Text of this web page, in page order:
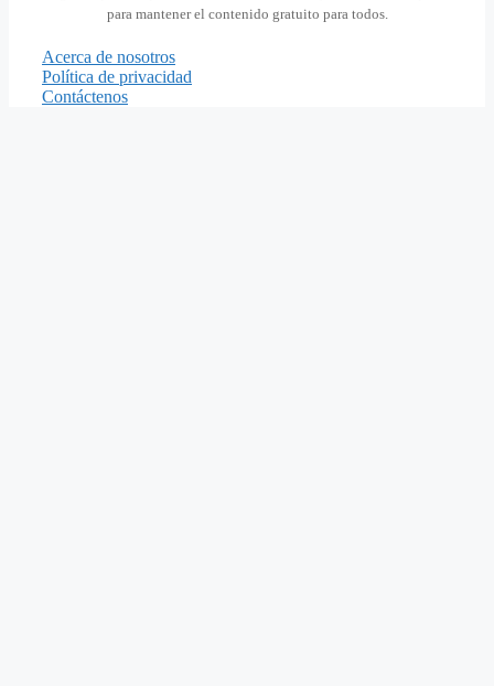
para mantener el contenido gratuito para todos.
Acerca de nosotros
Política de privacidad
Contáctenos